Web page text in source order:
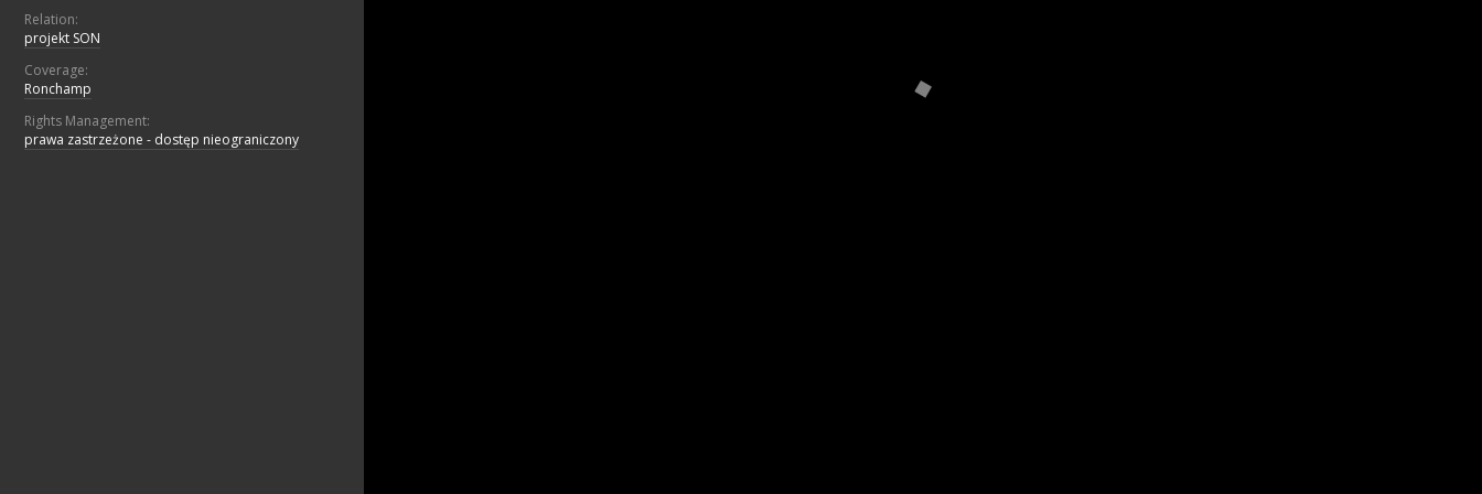
Relation:
projekt SON
Coverage:
Ronchamp
Rights Management:
prawa zastrzeżone - dostęp nieograniczony